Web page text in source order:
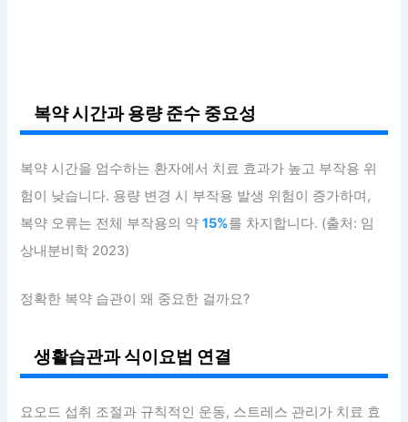
복약 시간과 용량 준수 중요성
복약 시간을 엄수하는 환자에서 치료 효과가 높고 부작용 위
험이 낮습니다. 용량 변경 시 부작용 발생 위험이 증가하며,
복약 오류는 전체 부작용의 약15%를 차지합니다. (출처: 임
상내분비학 2023)
정확한 복약 습관이 왜 중요한 걸까요?
생활습관과 식이요법 연결
요오드 섭취 조절과 규칙적인 운동, 스트레스 관리가 치료 효